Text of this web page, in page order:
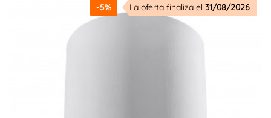
-5% La oferta finaliza el 31/08/2026